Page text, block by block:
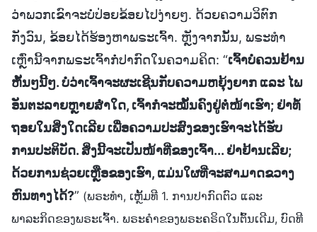
ວ່າພວກເຂົາຈະບໍ່ປ່ອຍຂ້ອຍໄປງ່າຍໆ. ດ້ວຍຄວາມວິຕົກ
ກັງວົນ, ຂ້ອຍໄດ້ຮ້ອງຫາພຣະເຈົ້າ. ຫຼັງຈາກນັ້ນ, ພຣະທຳ
ເຫຼົ່ານີ້ຈາກພຣະເຈົ້າກໍ່ປາກົດໃນຄວາມຄິດ: “ເຈົ້າບໍ່ຄວນຢ້ານ
ຫັ້ນໆນີ້ໆ. ບໍ່ວ່າເຈົ້າຈະຜະເຊີນກັບຄວາມຫຍຸ້ງຍາກ ແລະ ໄພ
ອັນຕະລາຍຫຼາຍສໍ່າໃດ, ເຈົ້າກໍຈະໝັ້ນຄົງຢູ່ຕໍ່ໜ້າເຮົາ; ຢ່າທໍ້
ຖອຍໃນສິ່ງໃດເລີຍ ເພື່ອຄວາມປະສົງຂອງເຮົາຈະໄດ້ຮັບ
ການປະຕິບັດ. ສິ່ງນີ້ຈະເປັນໜ້າທີ່ຂອງເຈົ້າ... ຢ່າຢ້ານເລີຍ;
ດ້ວຍການຊ່ວຍເຫຼືອຂອງເຮົາ, ແມ່ນໃຜທີ່ຈະສາມາດຂວາງ
ຫົນທາງໄດ້?” (ພຣະທຳ, ເຫຼັ້ມທີ 1. ການປາກົດຕົວ ແລະ
ພາລະກິດຂອງພຣະເຈົ້າ. ພຣະຄຳຂອງພຣະຄຣິດໃນຕົ້ນເດີມ, ບົດທີ